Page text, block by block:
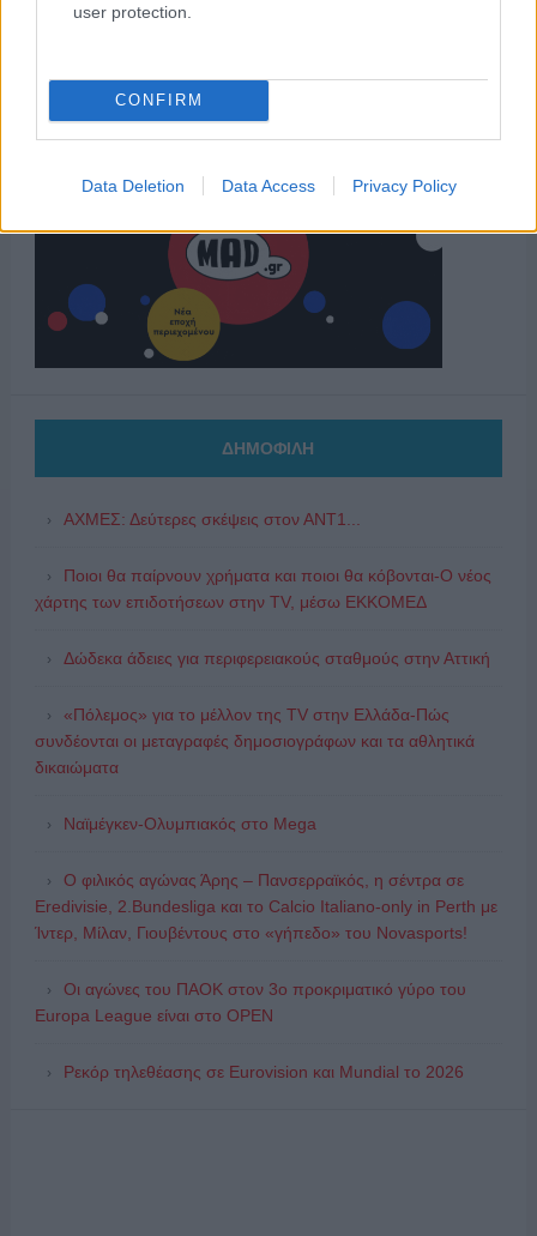
user protection.
CONFIRM
Data Deletion Data Access Privacy Policy
ΔΗΜΟΦΙΛΗ
ΑΧΜΕΣ: Δεύτερες σκέψεις στον ΑΝΤ1...
Ποιοι θα παίρνουν χρήματα και ποιοι θα κόβονται-Ο νέος
χάρτης των επιδοτήσεων στην TV, μέσω ΕΚΚΟΜΕΔ
Δώδεκα άδειες για περιφερειακούς σταθμούς στην Αττική
«Πόλεμος» για το μέλλον της TV στην Ελλάδα-Πώς
συνδέονται οι μεταγραφές δημοσιογράφων και τα αθλητικά
δικαιώματα
Ναϊμέγκεν-Ολυμπιακός στο Mega
Ο φιλικός αγώνας Άρης – Πανσερραϊκός, η σέντρα σε
Eredivisie, 2.Bundesliga και το Calcio Italiano-only in Perth με
Ίντερ, Μίλαν, Γιουβέντους στο «γήπεδο» του Novasports!
Οι αγώνες του ΠΑΟΚ στον 3ο προκριματικό γύρο του
Europa League είναι στο OPEN
Ρεκόρ τηλεθέασης σε Eurovision και Mundial το 2026